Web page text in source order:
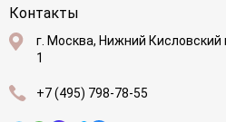
Контакты
г. Москва, Нижний Кисловский
1
+7 (495) 798-78-55